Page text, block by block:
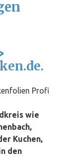
Profi
wie
Kuchen,
den